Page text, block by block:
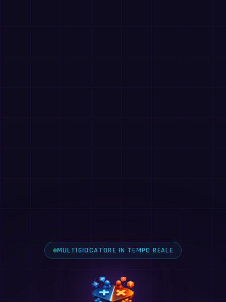
MULTIGIOCATORE IN TEMPO REALE